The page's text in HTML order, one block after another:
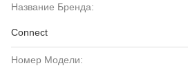
Название Бренда:
Connect
Номер Модели: